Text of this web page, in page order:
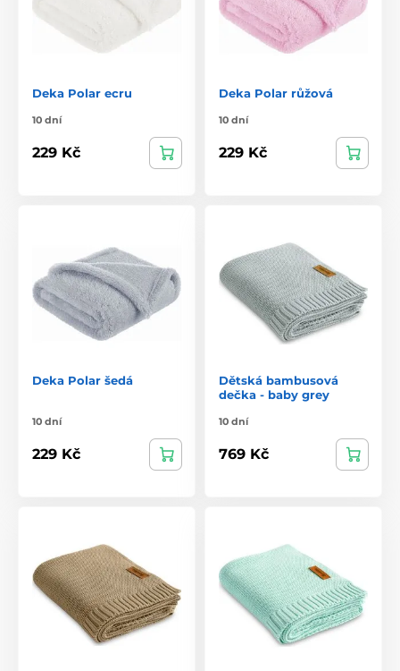
Deka Polar ecru
10 dní
229 Kč
Deka Polar růžová
10 dní
229 Kč
Deka Polar šedá
10 dní
229 Kč
Dětská bambusová
dečka - baby grey
10 dní
769 Kč